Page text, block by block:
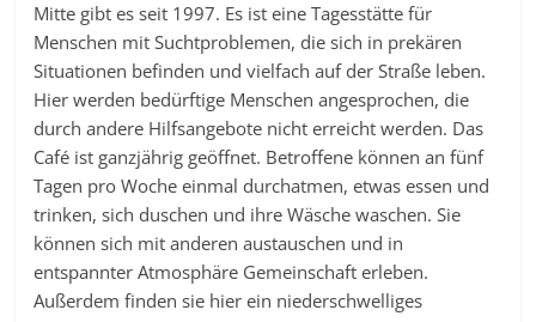
Mitte gibt es seit 1997. Es ist eine Tagesstätte für
Menschen mit Suchtproblemen, die sich in prekären
Situationen befinden und vielfach auf der Straße leben.
Hier werden bedürftige Menschen angesprochen, die
durch andere Hilfsangebote nicht erreicht werden. Das
Café ist ganzjährig geöffnet. Betroffene können an fünf
Tagen pro Woche einmal durchatmen, etwas essen und
trinken, sich duschen und ihre Wäsche waschen. Sie
können sich mit anderen austauschen und in
entspannter Atmosphäre Gemeinschaft erleben.
Außerdem finden sie hier ein niederschwelliges